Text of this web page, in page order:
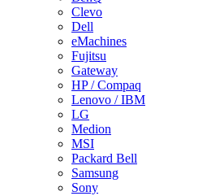
Clevo
Dell
eMachines
Fujitsu
Gateway
HP / Compaq
Lenovo / IBM
LG
Medion
MSI
Packard Bell
Samsung
Sony